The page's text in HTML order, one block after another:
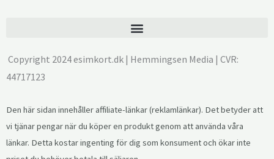
Copyright 2024 esimkort.dk | Hemmingsen Media | CVR:
44717123
Den här sidan innehåller affiliate-länkar (reklamlänkar). Det betyder att
vi tjänar pengar när du köper en produkt genom att använda våra
länkar. Detta kostar ingenting för dig som konsument och ökar inte